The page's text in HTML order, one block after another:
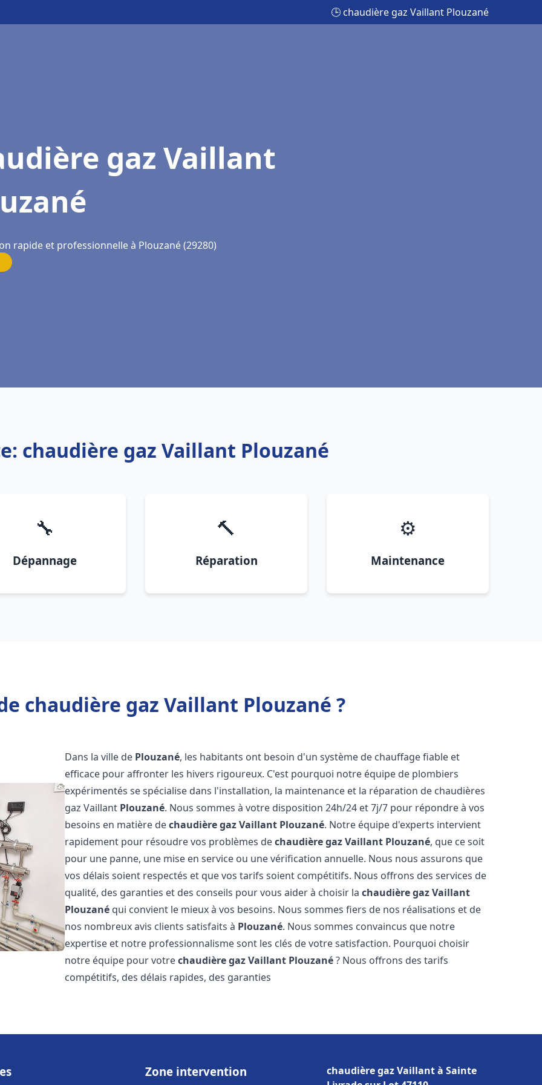
🕒 chaudière gaz Vaillant Plouzané
gaz Vaillant
rapide et professionnelle à Plouzané (29280)
chaudière gaz Vaillant Plouzané
🔧
Dépannage
🔨
Réparation
⚙️
Maintenance
chaudière gaz Vaillant Plouzané ?
Dans la ville de Plouzané, les habitants ont besoin d'un système de chauffage fiable et
efficace pour affronter les hivers rigoureux. C'est pourquoi notre équipe de plombiers
expérimentés se spécialise dans l'installation, la maintenance et la réparation de chaudières
gaz Vaillant Plouzané. Nous sommes à votre disposition 24h/24 et 7j/7 pour répondre à vos
besoins en matière dechaudière gaz Vaillant Plouzané. Notre équipe d'experts intervient
rapidement pour résoudre vos problèmes dechaudière gaz Vaillant Plouzané, que ce soit
pour une panne, une mise en service ou une vérification annuelle. Nous nous assurons que
vos délais soient respectés et que vos tarifs soient compétitifs. Nous offrons des services de
qualité, des garanties et des conseils pour vous aider à choisir lachaudière gaz Vaillant
Plouzané qui convient le mieux à vos besoins. Nous sommes fiers de nos réalisations et de
nos nombreux avis clients satisfaits à Plouzané. Nous sommes convaincus que notre
expertise et notre professionnalisme sont les clés de votre satisfaction. Pourquoi choisir
notre équipe pour votrechaudière gaz Vaillant Plouzané? Nous offrons des tarifs
compétitifs, des délais rapides, des garanties
Zone intervention
chaudière gaz Vaillant à Sainte